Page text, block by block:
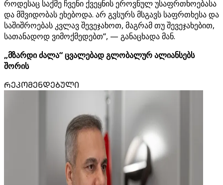
როდესაც საქმე ჩვენი ქვეყნის ეროვნულ უსაფრთხოებასა
და მშვიდობას ეხებოდა. არ გვსურს მსგავს საფრთხესა და
საშიშროებას კვლავ შევეჯახოთ, მაგრამ თუ შევეჯახებით,
სათანადოდ ვიმოქმედებთ“, — განაცხადა მან.
„მზარდი ძალა“ ცვალებად გლობალურ ალიანსებს
შორის
ᲠᲔᲙᲝᲛᲔᲜᲓᲔᲑᲣᲚᲘ